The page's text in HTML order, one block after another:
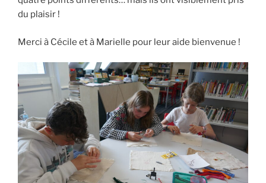
du plaisir !
Merci à Cécile et à Marielle pour leur aide bienvenue !